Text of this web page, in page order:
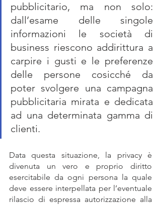
pubblicitario, ma non solo:
dall’esame delle singole
informazioni le società di
business riescono addirittura a
carpire i gusti e le preferenze
delle persone cosicché da
poter svolgere una campagna
pubblicitaria mirata e dedicata
ad una determinata gamma di
clienti.
Data questa situazione, la privacy è
divenuta un vero e proprio diritto
esercitabile da ogni persona la quale
deve essere interpellata per l’eventuale
rilascio di espressa autorizzazione alla